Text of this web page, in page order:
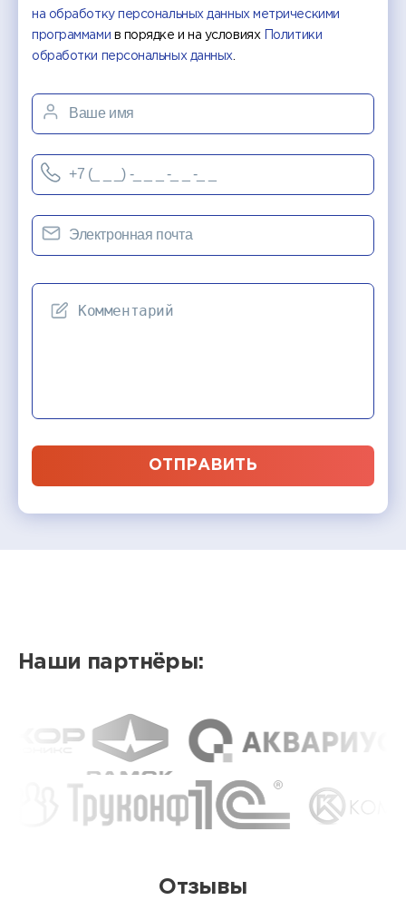
на обработку персональных данных метрическими
программами в порядке и на условиях
Политики
обработки персональных данных
ОТПРАВИТЬ
Наши партнёры:
Отзывы